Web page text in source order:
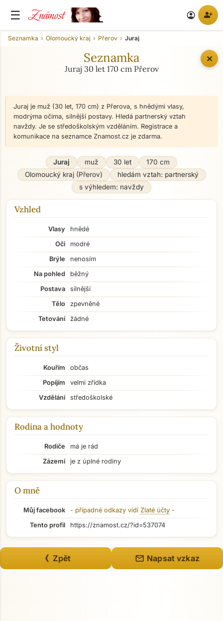
☰ Známost account_circle person_add
✕
Seznamka Olomoucký kraj Přerov Juraj
Seznamka
Juraj 30 let 170 cm Přerov
Juraj je muž (30 let, 170 cm) z Přerova, s hnědými vlasy,
modrýma očima, silnější postavy. Hledá partnerský vztah
navždy. Je se středoškolským vzděláním. Registrace a
komunikace na seznamce Znamost.cz je zdarma.
Juraj muž 30 let
170 cm
Olomoucký kraj (Přerov)
hledám vztah: partnerský
s výhledem: navždy
Vzhled
Vlasy
hnědé
Oči
modré
Brýle
nenosím
Na pohled
běžný
Postava
silnější
Tělo
zpevněné
Tetování
žádné
Životní styl
Kouřím
občas
Popíjím
velmi zřídka
Vzdělání
středoškolské
Rodina a hodnoty
Rodiče
má je rád
Zázemí
je z úplné rodiny
O mně
Můj facebook - případné odkazy vidí Zlaté účty -
Tento profil
https://znamost.cz/?id=537074
《 Zpět mail Napsat vzkaz